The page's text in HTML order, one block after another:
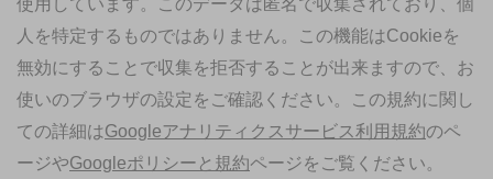
使用しています。このデータは匿名で収集されており、個
人を特定するものではありません。この機能はCookieを
無効にすることで収集を拒否することが出来ますので、お
使いのブラウザの設定をご確認ください。この規約に関し
ての詳細はGoogleアナリティクスサービス利用規約のペ
ージやGoogleポリシーと規約ページをご覧ください。